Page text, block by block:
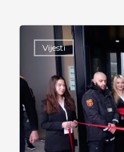
Vijesti